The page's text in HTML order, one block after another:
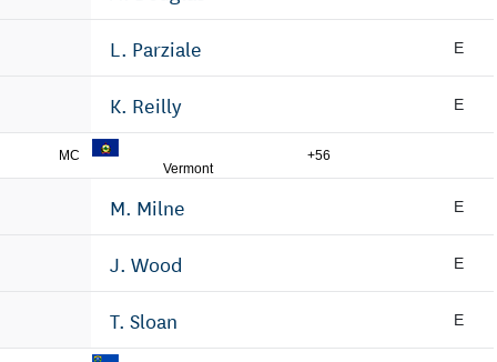
L. Parziale E
K. Reilly E
MC
Vermont
+56
M. Milne E
J. Wood E
T. Sloan E